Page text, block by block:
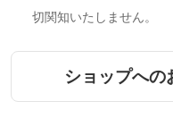
切関知いたしません。
ショップへの